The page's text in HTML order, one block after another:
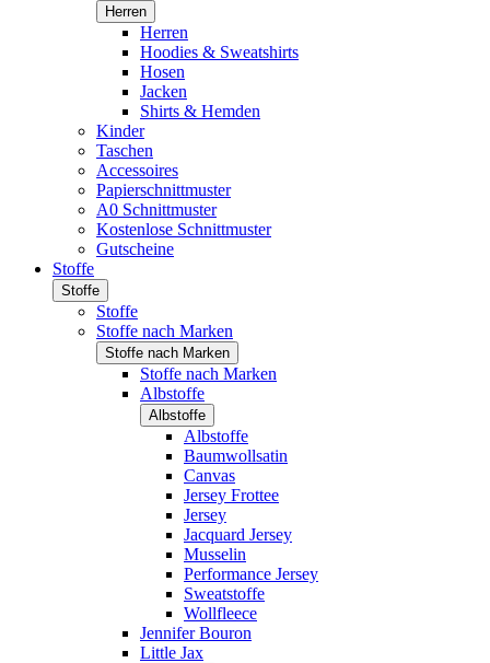
Herren
Herren
Hoodies & Sweatshirts
Hosen
Jacken
Shirts & Hemden
Kinder
Taschen
Accessoires
Papierschnittmuster
A0 Schnittmuster
Kostenlose Schnittmuster
Gutscheine
Stoffe
Stoffe
Stoffe
Stoffe nach Marken
Stoffe nach Marken
Stoffe nach Marken
Albstoffe
Albstoffe
Albstoffe
Baumwollsatin
Canvas
Jersey Frottee
Jersey
Jacquard Jersey
Musselin
Performance Jersey
Sweatstoffe
Wollfleece
Jennifer Bouron
Little Jax